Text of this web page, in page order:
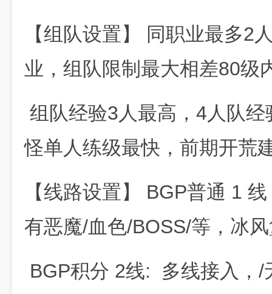
【组队设置】 同职业最多2
业，组队限制最大相差80级
组队经验3人最高，4人队
怪单人练级最快，前期开荒
【线路设置】 BGP普通 1
有恶魔/血色/BOSS/等，冰
BGP积分 2线: 多线接入，/